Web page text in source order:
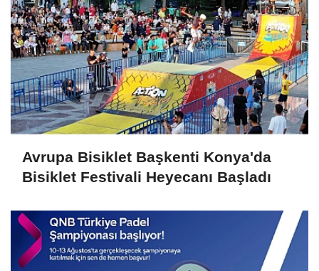
Avrupa Bisiklet Başkenti Konya'da
Bisiklet Festivali Heyecanı Başladı